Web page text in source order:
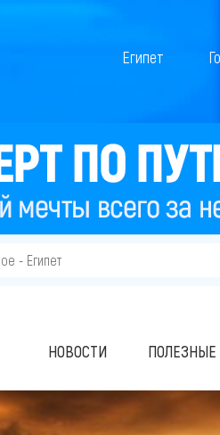
Египет
- Египет
НОВОСТИ